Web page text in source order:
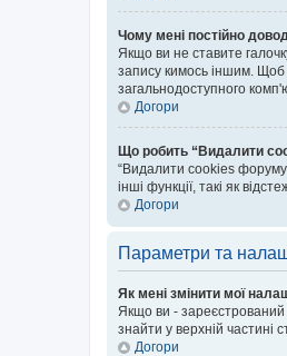
Чому мені постійно
Якщо ви не ставите
запису кимось іншим. Щоб
загальнодоступного
Догори
Що робить “Видалити
“Видалити cookies
інші функції, такі як
Догори
Параметри та
Як мені змінити мої
Якщо ви - зареєстрований
знайти у верхній частині
Догори